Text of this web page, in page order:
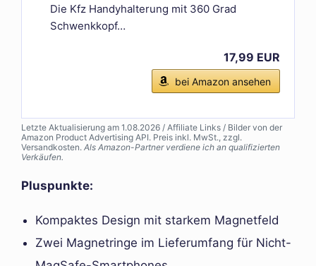
Die Kfz Handyhalterung mit 360 Grad
Schwenkkopf…
17,99 EUR
bei Amazon ansehen
Letzte Aktualisierung am 1.08.2026 / Affiliate Links / Bilder von der
Amazon Product Advertising API. Preis inkl. MwSt., zzgl.
Versandkosten. Als Amazon-Partner verdiene ich an qualifizierten
Verkäufen.
Pluspunkte:
Kompaktes Design mit starkem Magnetfeld
Zwei Magnetringe im Lieferumfang für Nicht-